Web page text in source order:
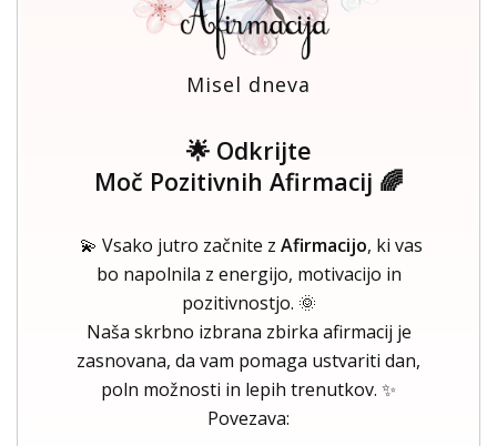
Misel dneva
🌟 Odkrijte
Moč Pozitivnih Afirmacij 🌈
💫 Vsako jutro začnite z Afirmacijo, ki vas
bo napolnila z energijo, motivacijo in
pozitivnostjo. 🌞
Naša skrbno izbrana zbirka afirmacij je
zasnovana, da vam pomaga ustvariti dan,
poln možnosti in lepih trenutkov. ✨
Povezava: